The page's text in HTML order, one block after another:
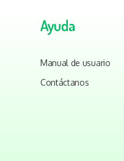
Ayuda
Manual de usuario
Contáctanos